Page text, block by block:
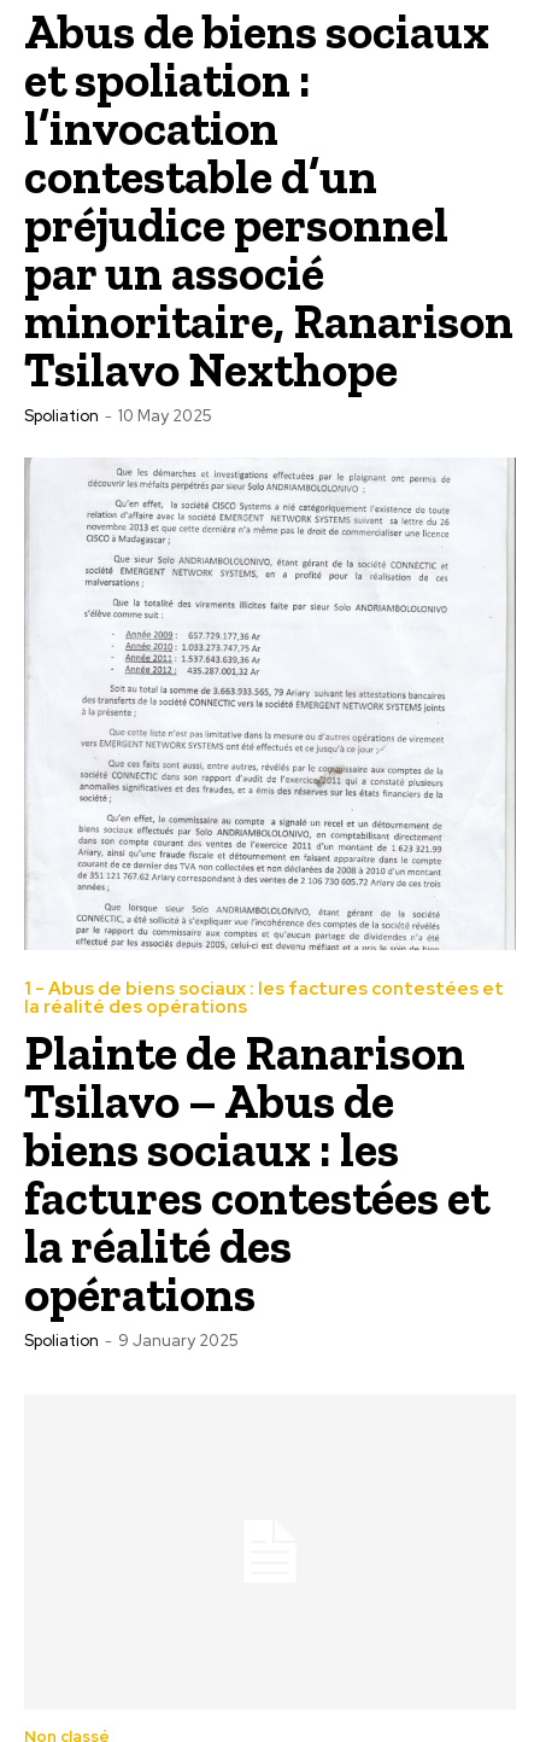
Abus de biens sociaux
et spoliation :
l’invocation
contestable d’un
préjudice personnel
par un associé
minoritaire, Ranarison
Tsilavo Nexthope
Spoliation - 10 May 2025
1 - Abus de biens sociaux : les factures contestées et
la réalité des opérations
Plainte de Ranarison
Tsilavo – Abus de
biens sociaux : les
factures contestées et
la réalité des
opérations
Spoliation - 9 January 2025
Non classé